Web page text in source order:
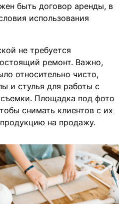
быть договор аренды, в
использования
не требуется
ремонт. Важно,
относительно чисто,
и стулья для работы с
Площадка под фото
снимать клиентов с их
на продажу.